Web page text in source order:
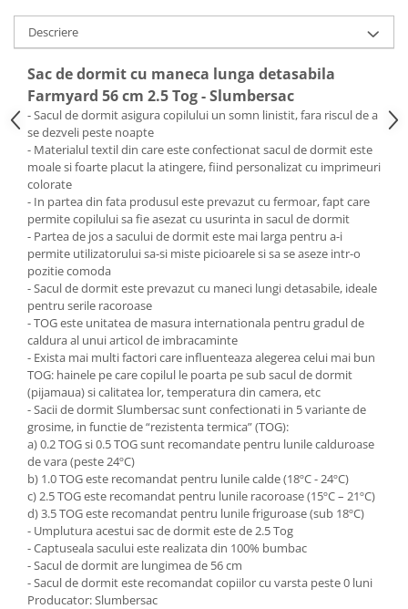
Descriere
Sac de dormit cu maneca lunga detasabila
Farmyard 56 cm 2.5 Tog - Slumbersac
- Sacul de dormit asigura copilului un somn linistit, fara riscul de a
se dezveli peste noapte
- Materialul textil din care este confectionat sacul de dormit este
moale si foarte placut la atingere, fiind personalizat cu imprimeuri
colorate
- In partea din fata produsul este prevazut cu fermoar, fapt care
permite copilului sa fie asezat cu usurinta in sacul de dormit
- Partea de jos a sacului de dormit este mai larga pentru a-i
permite utilizatorului sa-si miste picioarele si sa se aseze intr-o
pozitie comoda
- Sacul de dormit este prevazut cu maneci lungi detasabile, ideale
pentru serile racoroase
- TOG este unitatea de masura internationala pentru gradul de
caldura al unui articol de imbracaminte
- Exista mai multi factori care influenteaza alegerea celui mai bun
TOG: hainele pe care copilul le poarta pe sub sacul de dormit
(pijamaua) si calitatea lor, temperatura din camera, etc
- Sacii de dormit Slumbersac sunt confectionati in 5 variante de
grosime, in functie de “rezistenta termica” (TOG):
a) 0.2 TOG si 0.5 TOG sunt recomandate pentru lunile calduroase
de vara (peste 24ºC)
b) 1.0 TOG este recomandat pentru lunile calde (18ºC - 24ºC)
c) 2.5 TOG este recomandat pentru lunile racoroase (15ºC – 21ºC)
d) 3.5 TOG este recomandat pentru lunile friguroase (sub 18ºC)
- Umplutura acestui sac de dormit este de 2.5 Tog
- Captuseala sacului este realizata din 100% bumbac
- Sacul de dormit are lungimea de 56 cm
- Sacul de dormit este recomandat copiilor cu varsta peste 0 luni
Producator: Slumbersac